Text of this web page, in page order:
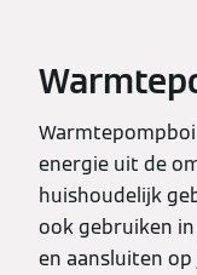
energie uit de
huishoudelijk
ook gebruiken
en aansluiten